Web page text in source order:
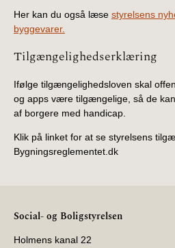
Her kan du også læse styrelsens
byggevarer.
Tilgængelighedserklæring
Ifølge tilgængelighedsloven skal
og apps være tilgængelige, så de
af borgere med handicap.
Klik på linket for at se styrelsens
Bygningsreglementet.dk
Social- og Boligstyrelsen
Holmens kanal 22